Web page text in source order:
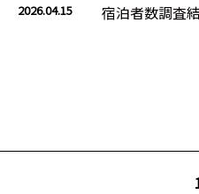
2026.04.15 宿泊者数調査結